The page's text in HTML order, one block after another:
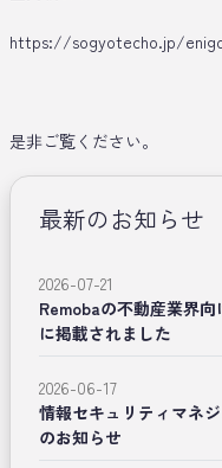
https://sogyotecho.jp/
是非ご覧ください。
最新のお知らせ
2026-07-21
Remobaの不動産業界向
に掲載されました
2026-06-17
情報セキュリティマネ
のお知らせ